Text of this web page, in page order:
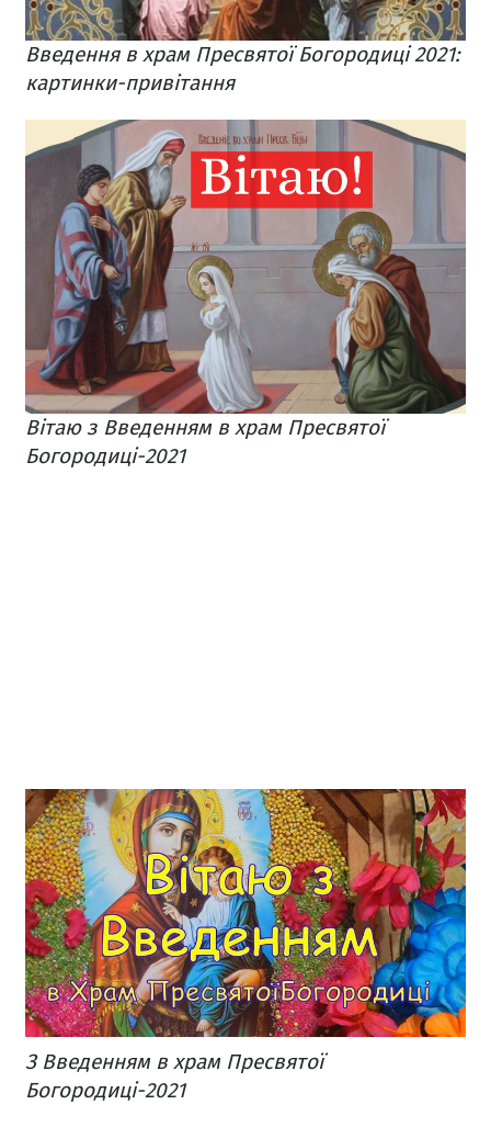
Введення в храм Пресвятої Богородиці 2021:
картинки-привітання
Вітаю з Введенням в храм Пресвятої
Богородиці-2021​
З Введенням в храм Пресвятої
Богородиці-2021